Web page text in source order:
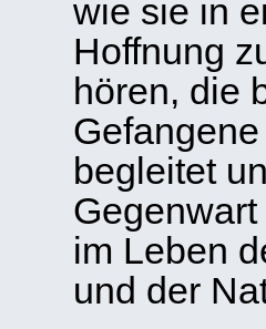
wie sie in
Hoffnung
hören, die
begleitet
im Leben
und der